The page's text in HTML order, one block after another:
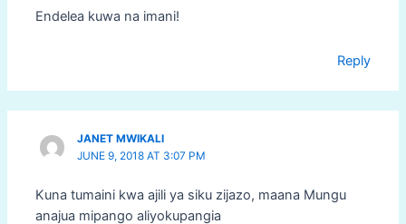
Endelea kuwa na imani!
Reply
JANET MWIKALI
JUNE 9, 2018 AT 3:07 PM
Kuna tumaini kwa ajili ya siku zijazo, maana Mungu
anajua mipango aliyokupangia